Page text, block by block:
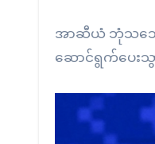
အာဆီယံ ဘုံသဘောတူ
ဆောင်ရွက်ပေးသွ